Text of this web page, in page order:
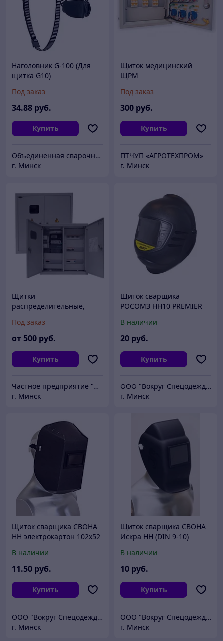
Наголовник G-100 (Для
щитка G10)
Под заказ
34.88 руб.
Купить
Объединенная сварочная компания
г. Минск
Щиток медицинский
ЩРМ
Под заказ
300 руб.
Купить
ПТЧУП «АГРОТЕХПРОМ»
г. Минск
Щитки
распределительные,
ящики управления и др.
Под заказ
от 500 руб.
Купить
Частное предприятие "АЛЕКСЛАЙН"
г. Минск
Щиток сварщика
РОСОМЗ НН10 PREMIER
В наличии
20 руб.
Купить
ООО "Вокруг Спецодежды"
г. Минск
Щиток сварщика СВОНА
НН электрокартон 102х52
В наличии
11.50 руб.
Купить
ООО "Вокруг Спецодежды"
г. Минск
Щиток сварщика СВОНА
Искра НН (DIN 9-10)
В наличии
10 руб.
Купить
ООО "Вокруг Спецодежды"
г. Минск